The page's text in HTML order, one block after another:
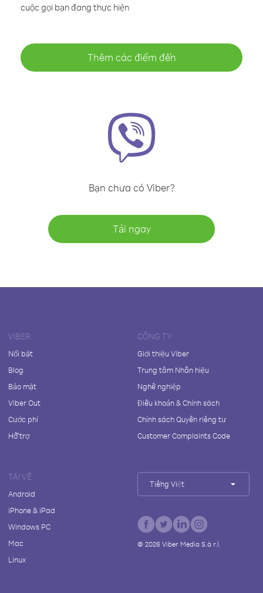
cuộc gọi bạn đang thực hiện
Thêm các điểm đến
Bạn chưa có Viber?
Tải ngay
VIBER
Nổi bật
Blog
Bảo mật
Viber Out
Cước phí
Hỗ trợ
CÔNG TY
Giới thiệu Viber
Trung tâm Nhãn hiệu
Nghề nghiệp
Điều khoản & Chính sách
Chính sách Quyền riêng tư
Customer Complaints Code
TẢI VỀ
Android
iPhone & iPad
Windows PC
Mac
Linux
Tiếng Việt
© 2026Viber Media S.à r.l.